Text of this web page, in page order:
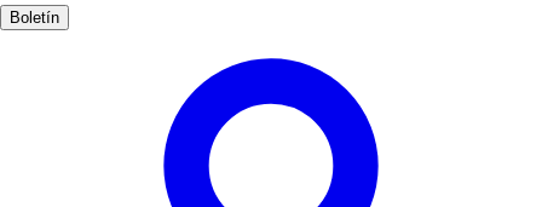
Boletín
historia. Las tradiciones locales, como la Semana Santa y las fiestas
patronales, son reflejos de la rica cultura que los conileños han
preservado con orgullo.
3-7 días Medio Apto familias